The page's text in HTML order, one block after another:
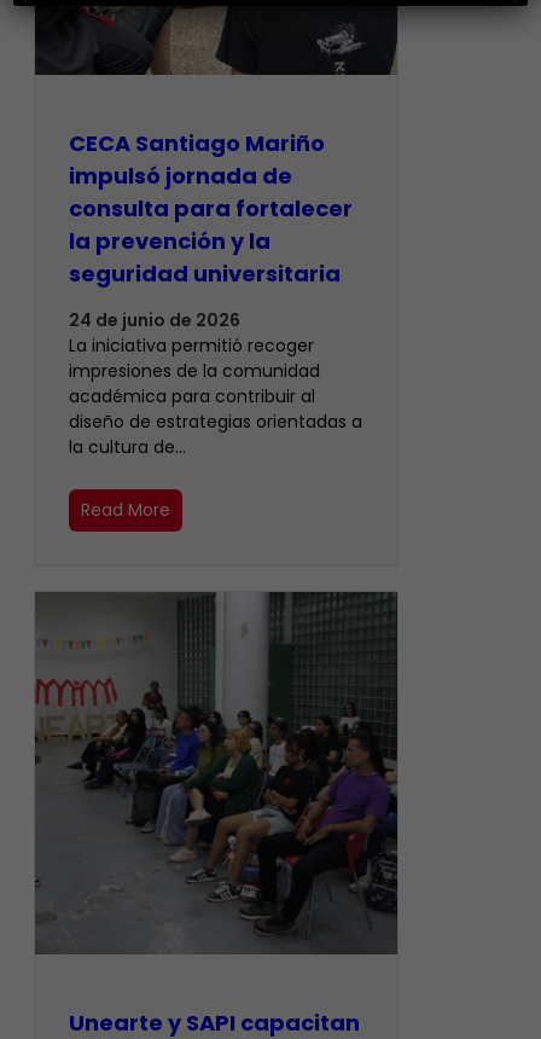
CECA Santiago Mariño
impulsó jornada de
consulta para fortalecer
la prevención y la
seguridad universitaria
24 de junio de 2026
La iniciativa permitió recoger
impresiones de la comunidad
académica para contribuir al
diseño de estrategias orientadas a
la cultura de…
Read More
Unearte y SAPI capacitan